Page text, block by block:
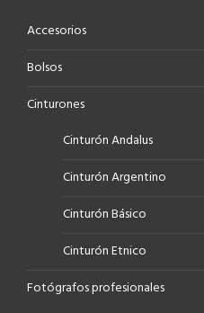
Accesorios
Bolsos
Cinturones
Cinturón Andalus
Cinturón Argentino
Cinturón Básico
Cinturón Etnico
Fotógrafos profesionales